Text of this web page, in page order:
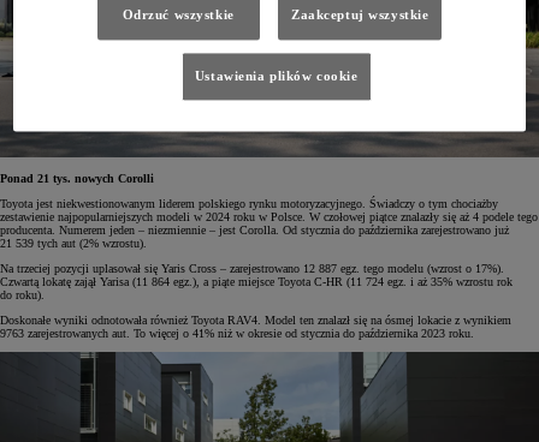
Ponad 21 tys. nowych Corolli
Toyota jest niekwestionowanym liderem polskiego rynku motoryzacyjnego. Świadczy o tym chociażby
zestawienie najpopularniejszych modeli w 2024 roku w Polsce. W czołowej piątce znalazły się aż 4 podele tego
producenta. Numerem jeden – niezmiennie – jest Corolla. Od stycznia do października zarejestrowano już
21 539 tych aut (2% wzrostu).
Na trzeciej pozycji uplasował się Yaris Cross – zarejestrowano 12 887 egz. tego modelu (wzrost o 17%).
Czwartą lokatę zajął Yarisa (11 864 egz.), a piąte miejsce Toyota C-HR (11 724 egz. i aż 35% wzrostu rok
do roku).
Doskonałe wyniki odnotowała również Toyota RAV4. Model ten znalazł się na ósmej lokacie z wynikiem
9763 zarejestrowanych aut. To więcej o 41% niż w okresie od stycznia do października 2023 roku.
Odrzuć wszystkie Zaakceptuj wszystkie
Ustawienia plików cookie